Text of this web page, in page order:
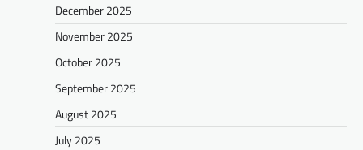
December 2025
November 2025
October 2025
September 2025
August 2025
July 2025